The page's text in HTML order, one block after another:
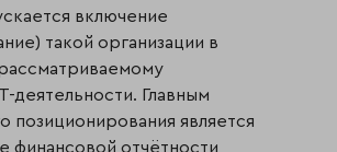
включение
такой организации в
деятельности. Главным
позиционирования является
финансовой отчётности